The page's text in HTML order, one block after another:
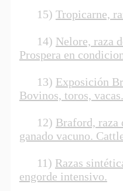
15) Tropicarne,
14) Nelore, raza
Prospera en
13) Exposición
Bovinos, toros, vacas.
12) Braford, raza
ganado vacuno.
11) Razas
engorde intensivo.